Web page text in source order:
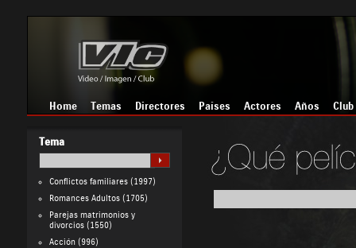
Home Temas Directores Países Actores Años Club
Tema
Conflictos familiares(1997)
Romances Adultos(1705)
Parejas matrimonios y
divorcios(1550)
Acción(996)